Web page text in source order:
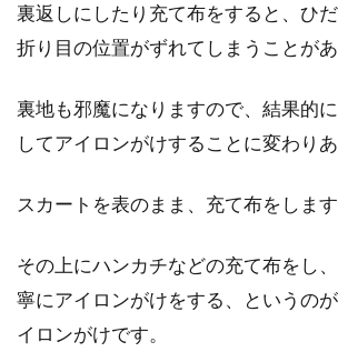
ジーンズは洗濯の
色落ち防止もでき
ジーンズの醍醐味の一つ
す。しかし、せっかく探
スカートを子供に
単で楽しいですよ
裏返しにしたり充て布をすると、ひだ
折り目の位置がずれてしまうことがあ
裏地も邪魔になりますので、結果的
してアイロンがけすることに変わりあ
スカートを表のまま、充て布をします
その上にハンカチなどの充て布をし
寧にアイロンがけをする、というの
イロンがけです。